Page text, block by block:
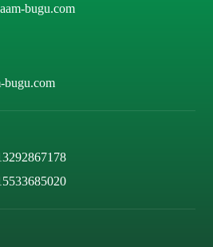
bugu.com
bugu.com